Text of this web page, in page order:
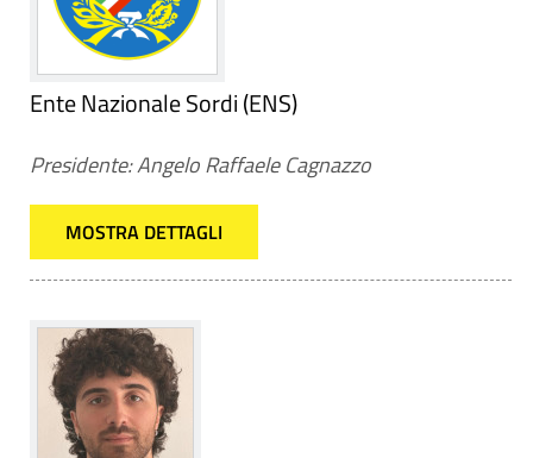
Ente Nazionale Sordi (ENS)
Presidente: Angelo Raffaele Cagnazzo
MOSTRA DETTAGLI